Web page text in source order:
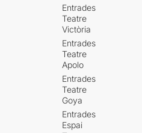
Entrades
Teatre
Victòria
Entrades
Teatre
Apolo
Entrades
Teatre
Goya
Entrades
Espai